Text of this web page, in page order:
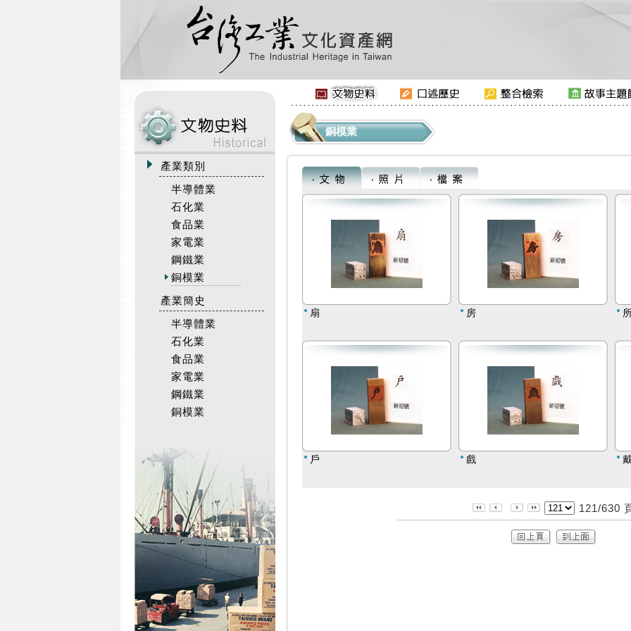
:::
產業類別
半導體業
石化業
食品業
家電業
鋼鐵業
銅模業
產業簡史
半導體業
石化業
食品業
家電業
鋼鐵業
銅模業
銅模業
扇 房
戶 戲
121/630